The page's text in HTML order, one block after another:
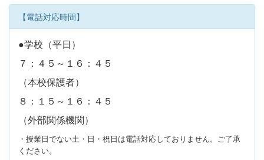
【電話対応時間】
●学校（平日）
７：４５～１６：４５
（本校保護者）
８：１５～１６：４５
（外部関係機関）
・授業日でない土・日・祝日は電話対応しておりません。ご了承
ください。